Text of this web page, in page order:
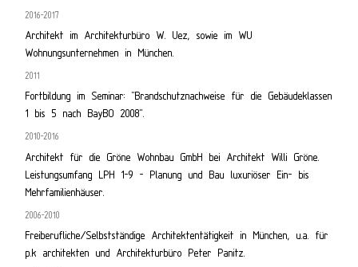
2016-2017
Architekt im Architekturbüro W. Uez, sowie im WU
Wohnungsunternehmen in München.
2011
Fortbildung im Seminar: "Brandschutznachweise für die Gebäudeklassen
1 bis 5 nach BayBO 2008".
2010-2016
Architekt für die Gröne Wohnbau GmbH bei Architekt Willi Gröne.
Leistungsumfang LPH 1-9 - Planung und Bau luxuriöser Ein- bis
Mehrfamilienhäuser.
2006-2010
Freiberufliche/Selbstständige Architektentätigkeit in München, u.a. für
p.k architekten und Architekturbüro Peter Panitz.